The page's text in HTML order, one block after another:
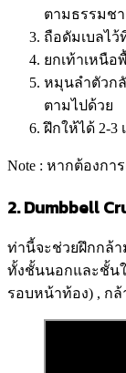
ตามธรรมช
ถือดัมเบลไ
ยกเท้าเหนือ
หมุนลำตัวก
ตามไปด้วย
ฝึกให้ได้ 2-3
Note : หากต้องกา
2. Dumbbell
ท่านี้จะช่วยฝึกกล้
ทั้งชั้นนอกและชั้นใ
รอบหน้าท้อง) , กล้